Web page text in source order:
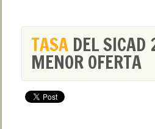
TASA DEL
MENOR OFERTA